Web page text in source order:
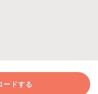
ードする